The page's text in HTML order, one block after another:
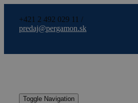
+421 2 492 029 11 /
predaj@pergamon.sk
Toggle Navigation